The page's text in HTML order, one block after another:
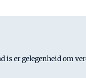
is er gelegenheid om